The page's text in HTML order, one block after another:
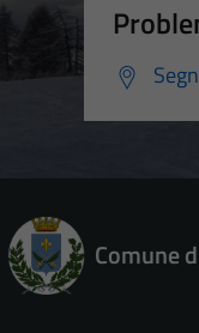
Comune